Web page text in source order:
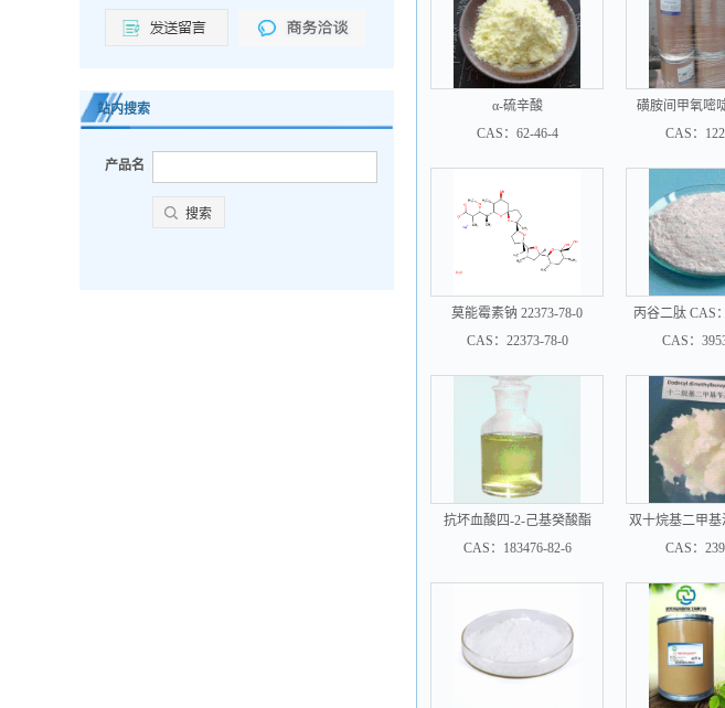
站内搜索
产品名
α-硫辛酸
CAS：62-46-4
磺胺间甲氧嘧
CAS：
莫能霉素钠 22373-78-0
CAS：22373-78-0
丙谷二肽 CAS
CAS：
抗坏血酸四-2-己基癸酸酯
183476-82-6
CAS：183476-82-6
双十烷基二甲基
68-3
CAS：